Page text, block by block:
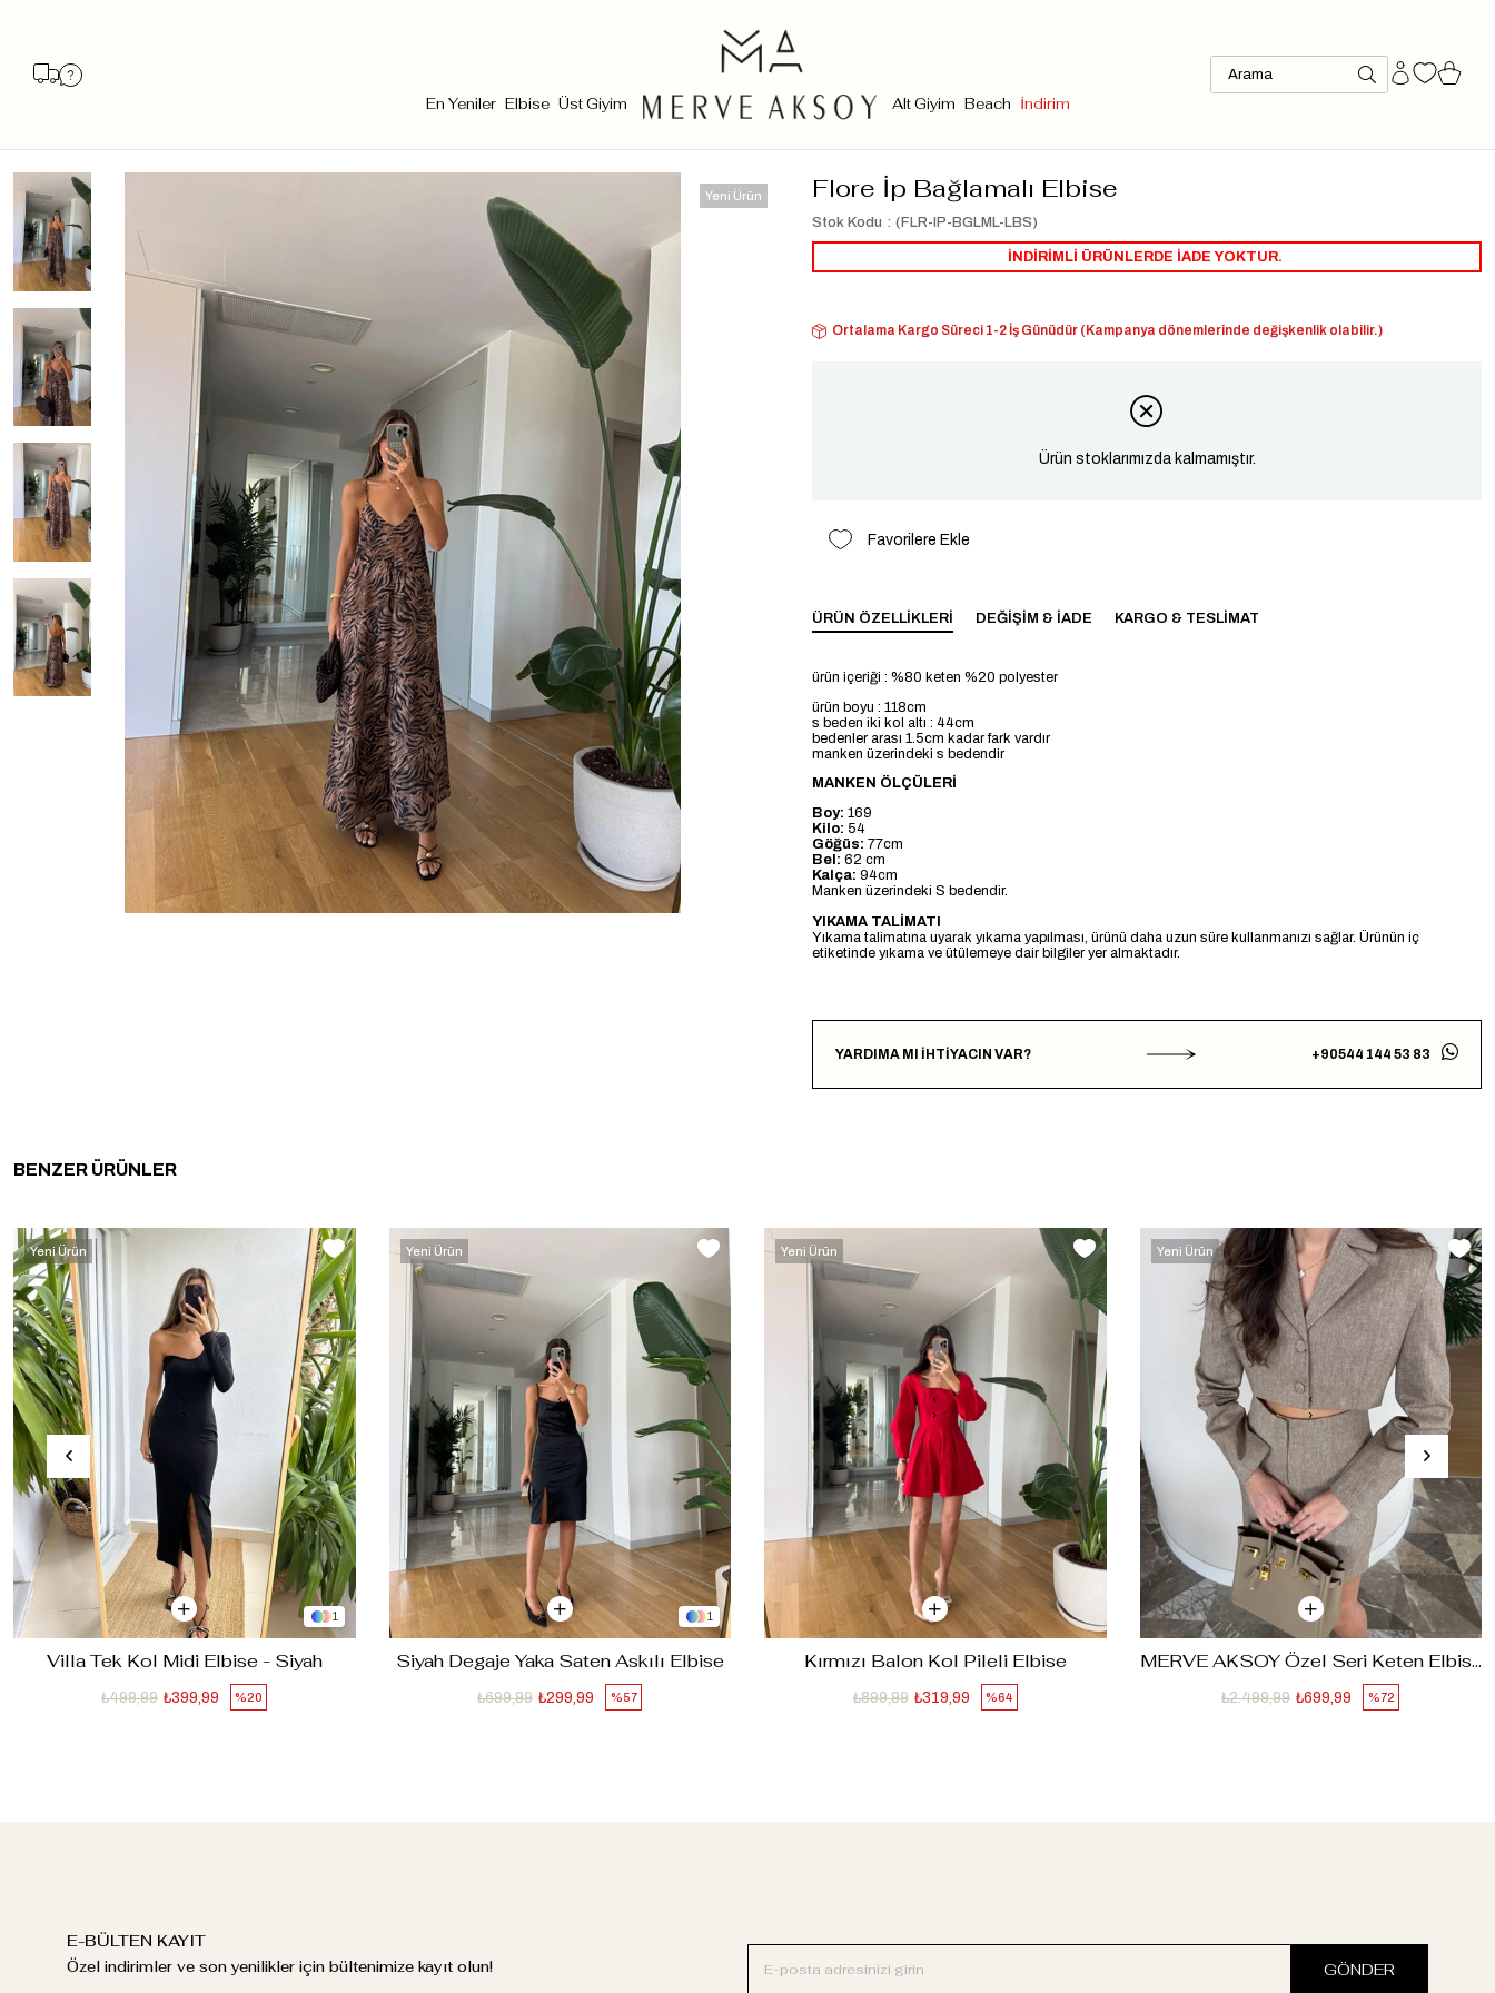
En Yeniler Elbise Üst Giyim Alt Giyim Beach İndirim
Yeni Ürün Flore İp Bağlamalı Elbise
Stok Kodu (FLR-IP-BGLML-LBS)
İNDİRİMLİ ÜRÜNLERDE İADE YOKTUR.
Ortalama Kargo Süreci 1-2 İş Günüdür (Kampanya dönemlerinde değişkenlik olabilir.)
Ürün stoklarımızda kalmamıştır.
Favorilere Ekle
ÜRÜN ÖZELLIKLERI DEĞIŞIM & İADE KARGO & TESLIMAT
ürün içeriği : %80 keten %20 polyester
ürün boyu : 118cm
s beden iki kol altı : 44cm
bedenler arası 1.5cm kadar fark vardır
manken üzerindeki s bedendir
MANKEN ÖLÇÜLERİ
Boy: 169
Kilo: 54
Göğüs: 77cm
Bel: 62 cm
Kalça: 94cm
Manken üzerindeki S bedendir.
YIKAMA TALİMATI
Yıkama talimatına uyarak yıkama yapılması, ürünü daha uzun süre kullanmanızı sağlar. Ürünün iç
etiketinde yıkama ve ütülemeye dair bilgiler yer almaktadır.
YARDIMA MI İHTİYACIN VAR? +90544 144 53 83
BENZER ÜRÜNLER
1
Villa Tek Kol Midi Elbise - Siyah
%20
₺399,99
₺499,99
Yeni Ürün
‹
›
1
Siyah Degaje Yaka Saten Askılı Elbise
%57
₺299,99
₺699,99
Yeni Ürün
‹
›
Kırmızı Balon Kol Pileli Elbise
%64
₺319,99
₺899,99
Yeni Ürün
‹
›
MERVE AKSOY Özel Seri Keten Elbise-Taş
%72
₺699,99
₺2.499,99
Yeni Ürün
E-BÜLTEN KAYIT
Özel indirimler ve son yenilikler için bültenimize kayıt olun! GÖNDER